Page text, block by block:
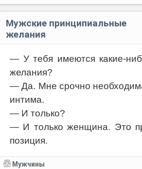
Мужские принципиальные
желания
— У тебя имеются какие-
желания?
— Да. Мне срочно
интима.
— И только?
— И только женщина. Это
позиция.
Мужчины